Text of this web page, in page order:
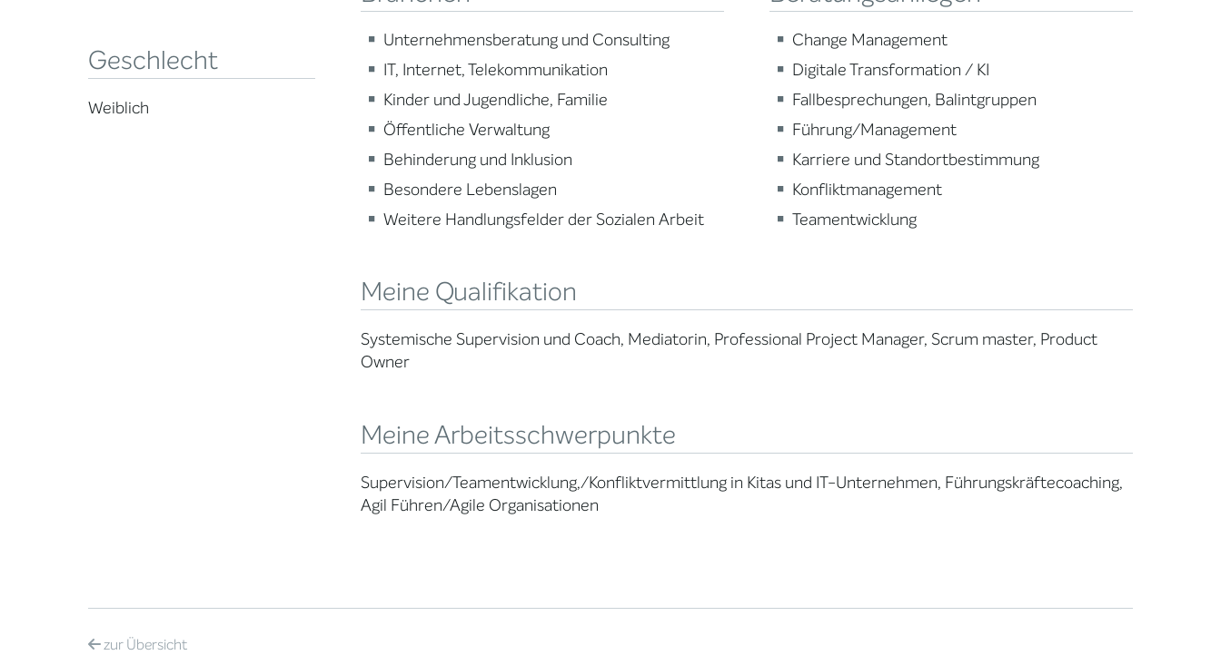
Geschlecht
Weiblich
Unternehmensberatung und Consulting
IT, Internet, Telekommunikation
Kinder und Jugendliche, Familie
Öffentliche Verwaltung
Behinderung und Inklusion
Besondere Lebenslagen
Weitere Handlungsfelder der Sozialen Arbeit
Change Management
Digitale Transformation / KI
Fallbesprechungen, Balintgruppen
Führung/Management
Karriere und Standortbestimmung
Konfliktmanagement
Teamentwicklung
Meine Qualifikation
Systemische Supervision und Coach, Mediatorin, Professional Project Manager, Scrum master, Product
Owner
Meine Arbeitsschwerpunkte
Supervision/Teamentwicklung,/Konfliktvermittlung in Kitas und IT-Unternehmen, Führungskräftecoaching,
Agil Führen/Agile Organisationen
zurÜbersicht